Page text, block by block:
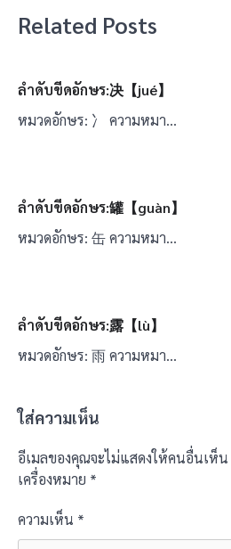
Related Posts
ลำดับขีดอักษร:决【jué】
หมวดอักษร: 冫 ความหมา…
ลำดับขีดอักษร:罐【guàn】
หมวดอักษร: 缶 ความหมา…
ลำดับขีดอักษร:露【lù】
หมวดอักษร: 雨 ความหมา…
ใส่ความเห็น
อีเมลของคุณจะไม่แสดงให้คนอื่นเห็น
เครื่องหมาย *
ความเห็น *